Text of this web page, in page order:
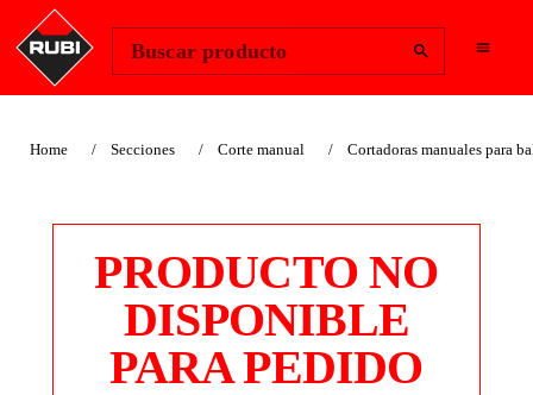
Buscar producto
Home Secciones Corte manual Cortadoras manuales para
PRODUCTO NO
DISPONIBLE
PARA PEDIDO